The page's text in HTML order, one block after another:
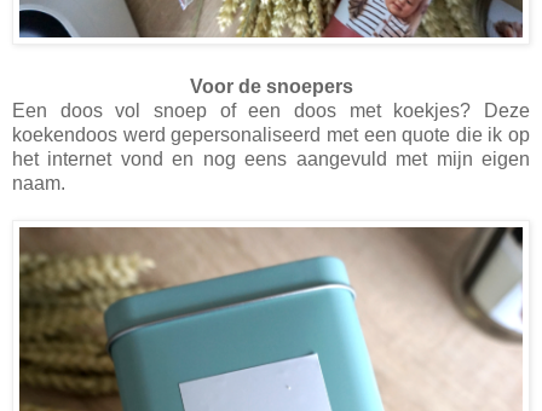
Voor de snoepers
Een doos vol snoep of een doos met koekjes? Deze
koekendoos werd gepersonaliseerd met een quote die ik op
het internet vond en nog eens aangevuld met mijn eigen
naam.